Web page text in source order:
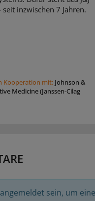
seit inzwischen 7 Jahren.
Kooperation mit: Johnson &
Medicine (Janssen-Cilag
sein, um